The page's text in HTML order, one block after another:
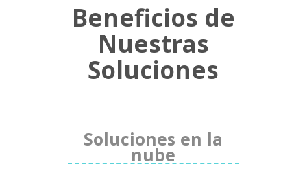
Beneficios de
Nuestras
Soluciones
Soluciones en la
nube